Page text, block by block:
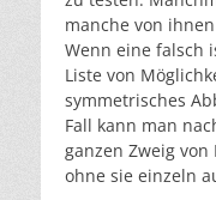
manche von
Wenn eine falsch
Liste von
symmetrisches
Fall kann man
ganzen Zweig
ohne sie einzeln